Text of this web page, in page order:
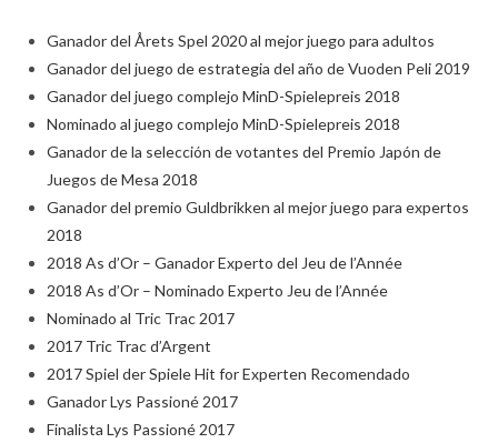
Ganador del Årets Spel 2020 al mejor juego para adultos
Ganador del juego de estrategia del año de Vuoden Peli 2019
Ganador del juego complejo MinD-Spielepreis 2018
Nominado al juego complejo MinD-Spielepreis 2018
Ganador de la selección de votantes del Premio Japón de
Juegos de Mesa 2018
Ganador del premio Guldbrikken al mejor juego para expertos
2018
2018 As d’Or – Ganador Experto del Jeu de l’Année
2018 As d’Or – Nominado Experto Jeu de l’Année
Nominado al Tric Trac 2017
2017 Tric Trac d’Argent
2017 Spiel der Spiele Hit for Experten Recomendado
Ganador Lys Passioné 2017
Finalista Lys Passioné 2017